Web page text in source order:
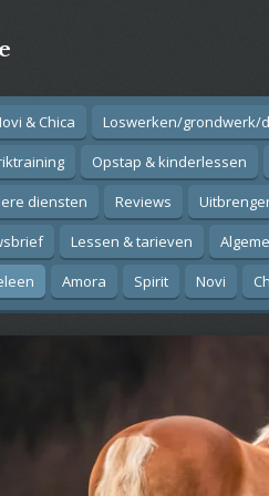
& Chica Loswerken/grondwerk/
Opstap & kinderlessen
diensten Reviews
Lessen & tarieven
Amora Spirit Novi